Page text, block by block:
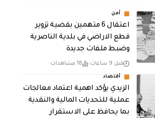
أمن
اعتقال 6 متهمين بقضية تزوير
قطع الاراضي في بلدية الناصرية
وضبط ملفات جديدة
قبل 9 ساعات 18 مشاهدات
أقتصاد
الزيدي يؤكد اهمية اعتماد معالجات
عملية للتحديات المالية والنقدية
بما يحافظ على الاستقرار